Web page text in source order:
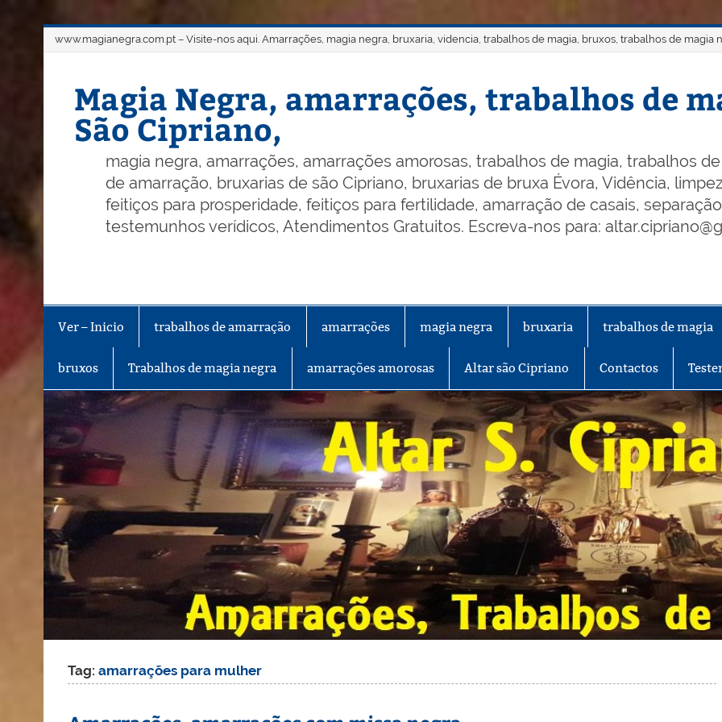
www.magianegra.com.pt – Visite-nos aqui. Amarrações, magia negra, bruxaria, videncia, trabalhos de magia, bruxos, trabalhos de magia
Magia Negra, amarrações, trabalhos de
São Cipriano,
magia negra, amarrações, amarrações amorosas, trabalhos de magia, trabalhos
de amarração, bruxarias de são Cipriano, bruxarias de bruxa Évora, Vidência,
feitiços para prosperidade, feitiços para fertilidade, amarração de casais,
testemunhos verídicos, Atendimentos Gratuitos. Escreva-nos para:
Ver – Inicio trabalhos de amarração amarrações magia negra bruxaria trabalhos de magia
bruxos Trabalhos de magia negra amarrações amorosas Altar são Cipriano Contactos
Tag:amarrações para mulher